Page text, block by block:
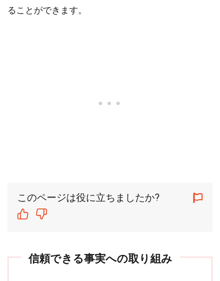
ることができます。
このページは役に立ちましたか?
信頼できる事実への取り組み